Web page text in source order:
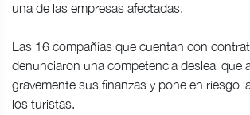
una de las empresas afectadas.
Las 16 compañías que cuentan con
denunciaron una competencia desleal que
gravemente sus finanzas y pone en riesgo
los turistas.